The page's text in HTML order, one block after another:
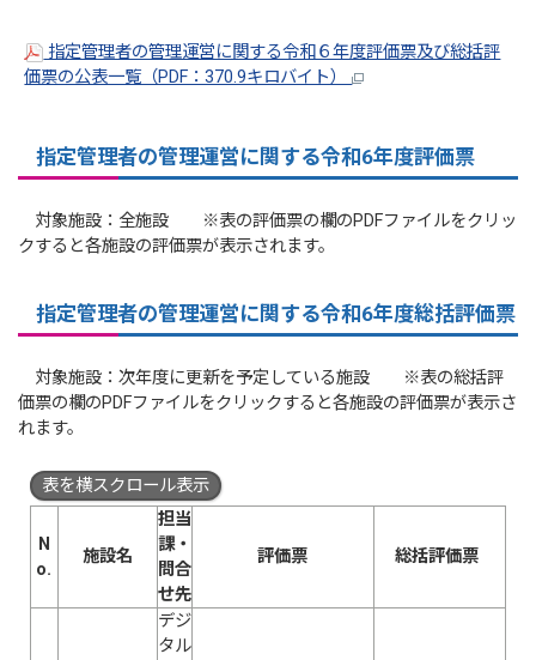
指定管理者の管理運営に関する令和６年度評価票及び総括評
価票の公表一覧（PDF：370.9キロバイト）
指定管理者の管理運営に関する令和6年度評価票
対象施設：全施設 ※表の評価票の欄のPDFファイルをクリッ
クすると各施設の評価票が表示されます。
指定管理者の管理運営に関する令和6年度総括評価票
対象施設：次年度に更新を予定している施設 ※表の総括評
価票の欄のPDFファイルをクリックすると各施設の評価票が表示さ
れます。
表を横スクロール表示
N
o.
施設名
担当
課・
問合
せ先
評価票 総括評価票
デジ
タル